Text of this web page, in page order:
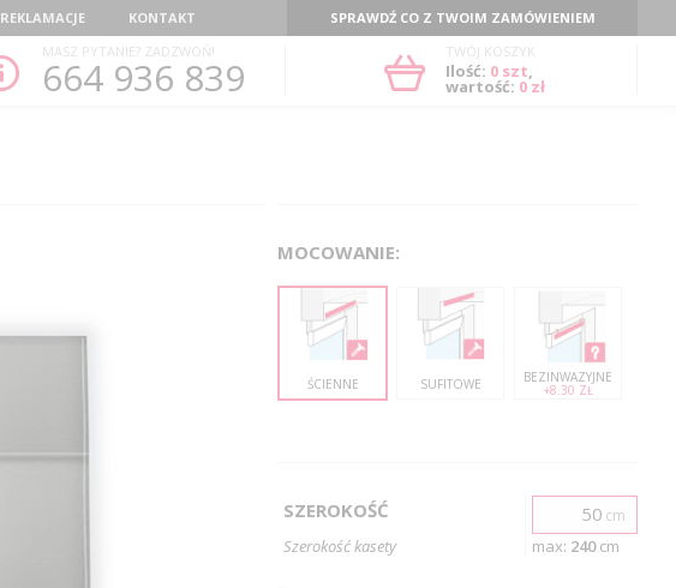
REKLAMACJE KONTAKT
SPRAWDŹ CO Z TWOIM ZAMÓWIENIEM
MASZ PYTANIE? ZADZWOŃ!
664 936 839
TWÓJ KOSZYK
Ilość: 0szt,
wartość: 0 zł
MOCOWANIE:
ŚCIENNE SUFITOWE BEZINWAZYJNE
+8.30 ZŁ
SZEROKOŚĆ
Szerokość kasety
cm
max: 240cm